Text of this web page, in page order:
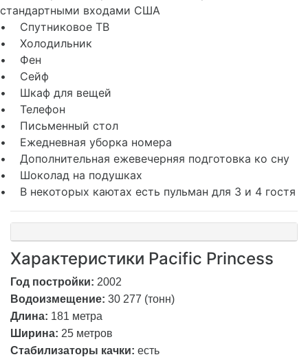
стандартными входами США
• Спутниковое ТВ
• Холодильник
• Фен
• Сейф
• Шкаф для вещей
• Телефон
• Письменный стол
• Ежедневная уборка номера
• Дополнительная ежевечерняя подготовка ко сну
• Шоколад на подушках
• В некоторых каютах есть пульман для 3 и 4 гостя
Характеристики Pacific Princess
Год постройки: 2002
Водоизмещение: 30 277 (тонн)
Длина: 181 метра
Ширина: 25 метров
Стабилизаторы качки: есть